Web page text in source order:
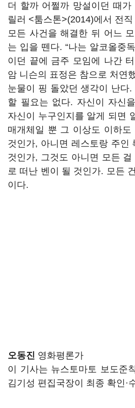
더 할까 어쩔까 망설이던 때
릴러 <툼스톤>(2014)에서 전
모든 사건을 해결한 뒤 어느
는 입을 뗀다. “나는 알코올중
이던 끝에 금주 모임에 나간
암 니슨의 표정은 참으로 처연
눈물이 핑 돌았던 생각이 난다.
할 필요는 없다. 자신이 자신
자신이 누구인지를 알게 되면
매개체일 뿐 그 이상도 이하도
것인가, 아니면 레스토랑 주인
것인가, 그것도 아니면 모든
로 떠난 벤이 될 것인가. 모든
이다.
오동진 영화평론가
이 기사는 뉴스토마토 보도준
김기성 편집국장이 최종 확인·